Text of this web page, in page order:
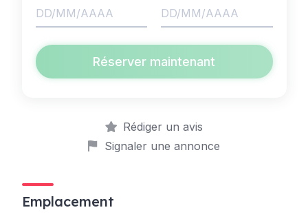
Réserver maintenant
Rédiger un avis
Signaler une annonce
Emplacement